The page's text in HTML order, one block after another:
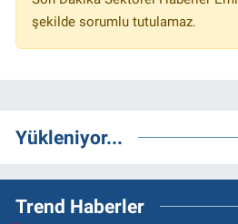
şekilde sorumlu tutulamaz.
Yükleniyor...
Trend Haberler